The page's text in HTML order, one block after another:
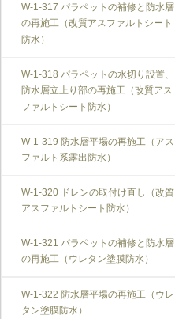
W-1-317 パラペットの補修と防水層
の再施工（改質アスファルトシート
防水）
W-1-318 パラペットの水切り設置、
防水層立上り部の再施工（改質アス
ファルトシート防水）
W-1-319 防水層平場の再施工（アス
ファルト系露出防水）
W-1-320 ドレンの取付け直し（改質
アスファルトシート防水）
W-1-321 パラペットの補修と防水層
の再施工（ウレタン塗膜防水）
W-1-322 防水層平場の再施工（ウレ
タン塗膜防水）